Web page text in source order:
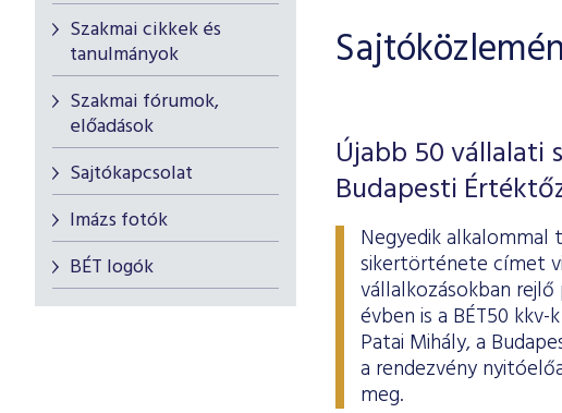
Szakmai cikkek és
tanulmányok
Szakmai fórumok,
előadások
Sajtókapcsolat
Imázs fotók
BÉT logók
Újabb 50
Budapesti
Negyedik alkalommal
sikertörténete címet
vállalkozásokban
évben is a BÉT50
Patai Mihály, a
a rendezvény
meg.